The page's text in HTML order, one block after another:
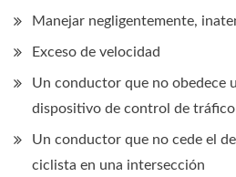
Manejar negligentemente,
Exceso de velocidad
Un conductor que no obedece
dispositivo de control de tráfico
Un conductor que no cede el
ciclista en una intersección